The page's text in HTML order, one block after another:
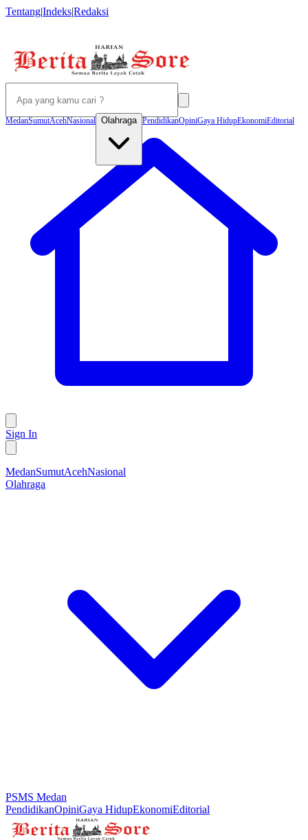
Tentang|Indeks|Redaksi
MedanSumutAcehNasional Olahraga PendidikanOpiniGaya HidupEkonomiEditorial
Sign In
MedanSumutAcehNasional
Olahraga
PSMS Medan
PendidikanOpiniGaya HidupEkonomiEditorial